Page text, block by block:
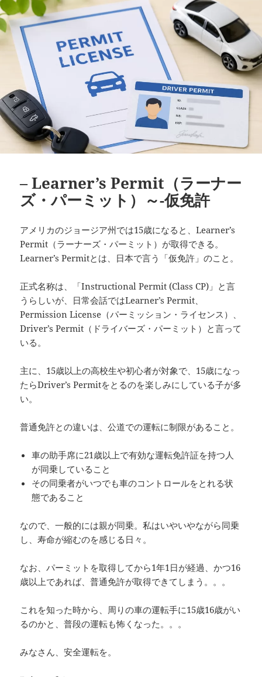
– Learner’s Permit（ラーナー
ズ・パーミット）～-仮免許
アメリカのジョージア州では15歳になると、Learner’s
Permit（ラーナーズ・パーミット）が取得できる。
Learner’s Permitとは、日本で言う「仮免許」のこと。
正式名称は、「Instructional Permit (Class CP)」と言
うらしいが、日常会話ではLearner’s Permit、
Permission License（パーミッション・ライセンス）、
Driver’s Permit（ドライバーズ・パーミット）と言って
いる。
主に、15歳以上の高校生や初心者が対象で、15歳になっ
たらDriver’s Permitをとるのを楽しみにしている子が多
い。
普通免許との違いは、公道での運転に制限があること。
車の助手席に21歳以上で有効な運転免許証を持つ人
が同乗していること
その同乗者がいつでも車のコントロールをとれる状
態であること
なので、一般的には親が同乗。私はいやいやながら同乗
し、寿命が縮むのを感じる日々。
なお、パーミットを取得してから1年1日が経過、かつ16
歳以上であれば、普通免許が取得できてしまう。。。
これを知った時から、周りの車の運転手に15歳16歳がい
るのかと、普段の運転も怖くなった。。。
みなさん、安全運転を。